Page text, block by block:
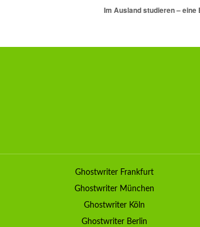
Im Ausland studieren – eine
Ghostwriter Frankfurt
Ghostwriter München
Ghostwriter Köln
Ghostwriter Berlin